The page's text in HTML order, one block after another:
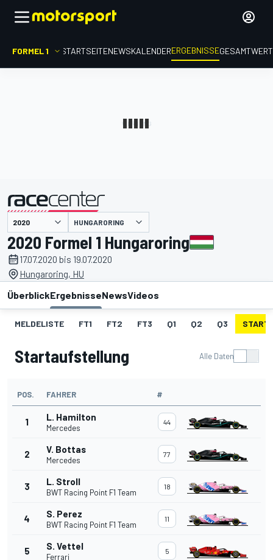
FORMEL 1 STARTSEITENEWSKALENDERERGEBNISSE
HUNGARORING
2020 Formel 1 Hungaroring
17.07.2020 bis 19.07.2020
Hungaroring, HU
ÜberblickErgebnisseNewsVideos
MELDELISTE FT1 FT2 FT3 Q1 Q2 Q3
Startaufstellung Alle Daten
POS. FAHRER #
1 L. Hamilton
Mercedes
44
2 V. Bottas
Mercedes
77
3 L. Stroll
BWT Racing Point F1 Team
18
4 S. Perez
BWT Racing Point F1 Team
11
5 S. Vettel
Ferrari
5